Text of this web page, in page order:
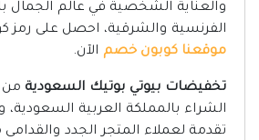
والعناية الشخصية في عالم الجمال
الفرنسية والشرقية، احصل على رمز
موقعنا كوبون خصم الآن.
تخفيضات بيوتي بوتيك السعودية من
الشراء بالمملكة العربية
تقدمة لعملاء المتجر الجدد